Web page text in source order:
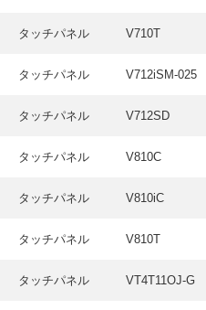
タッチパネル V710T
タッチパネル V712iSM-025
タッチパネル V712SD
タッチパネル V810C
タッチパネル V810iC
タッチパネル V810T
タッチパネル VT4T11OJ-G